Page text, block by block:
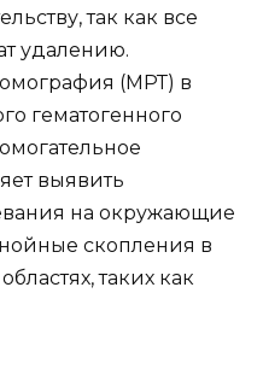
так как все
удалению.
(МРТ) в
гематогенного
выявить
на окружающие
скопления в
таких как